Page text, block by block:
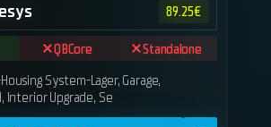
89.25€
QBCore
Standalone
System-Lager, Garage,
Interior Upgrade, Se